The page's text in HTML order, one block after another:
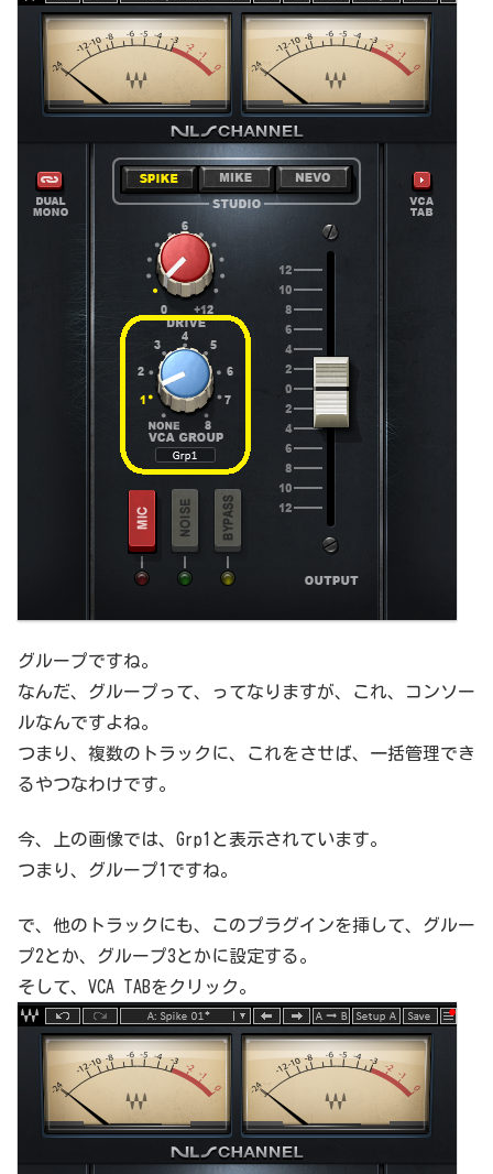
グループですね。
なんだ、グループって、ってなりますが、これ、コンソー
ルなんですよね。
つまり、複数のトラックに、これをさせば、一括管理でき
るやつなわけです。
今、上の画像では、Grp1と表示されています。
つまり、グループ1ですね。
で、他のトラックにも、このプラグインを挿して、グルー
プ2とか、グループ3とかに設定する。
そして、VCA TABをクリック。